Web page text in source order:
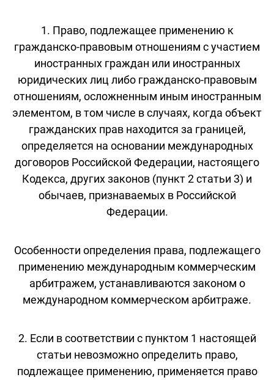
1. Право, подлежащее применению к
гражданско-правовым отношениям с участием
иностранных граждан или иностранных
юридических лиц либо гражданско-правовым
отношениям, осложненным иным иностранным
элементом, в том числе в случаях, когда объект
гражданских прав находится за границей,
определяется на основании международных
договоров Российской Федерации, настоящего
Кодекса, других законов (пункт 2 статьи 3) и
обычаев, признаваемых в Российской
Федерации.
Особенности определения права, подлежащего
применению международным коммерческим
арбитражем, устанавливаются законом о
международном коммерческом арбитраже.
2. Если в соответствии с пунктом 1 настоящей
статьи невозможно определить право,
подлежащее применению, применяется право